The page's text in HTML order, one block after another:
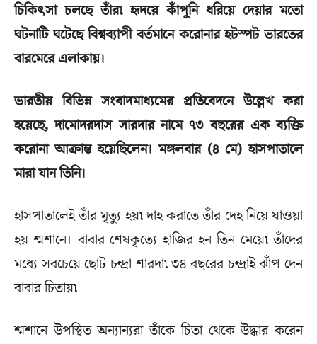
চিকিৎসা চলছে তাঁর৷ হৃদয়ে কাঁপুনি ধরিয়ে দেয়ার মতো
ঘটনাটি ঘটেছে বিশ্বব্যাপী বর্তমানে করোনার হটস্পট ভারতের
বারমেরে এলাকায়।
ভারতীয় বিভিন্ন সংবাদমাধ্যমের প্রতিবেদনে উল্লেখ করা
হয়েছে, দামোদরদাস সারদার নামে ৭৩ বছরের এক ব্যক্তি
করোনা আক্রান্ত হয়েছিলেন। মঙ্গলবার (৪ মে) হাসপাতালে
মারা যান তিনি।
হাসপাতালেই তাঁর মৃত্যু হয়৷ দাহ করাতে তাঁর দেহ নিয়ে যাওয়া
হয় শ্মশানে। বাবার শেষকৃত্যে হাজির হন তিন মেয়ে৷ তাঁদের
মধ্যে সবচেয়ে ছোট চন্দ্রা শারদা৷ ৩৪ বছরের চন্দ্রাই ঝাঁপ দেন
বাবার চিতায়৷
শ্মশানে উপস্থিত অন্যান্যরা তাঁকে চিতা থেকে উদ্ধার করেন